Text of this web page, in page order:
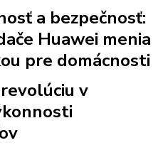
a bezpečnosť:
Huawei menia
pre domácnosti
v